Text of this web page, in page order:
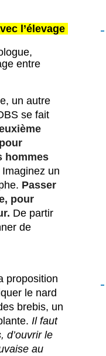
l’élevage
entre
un autre
se fait
hommes
un
Passer
pour
De partir
de
proposition
brebis, un
Il faut
d’ouvrir le
au